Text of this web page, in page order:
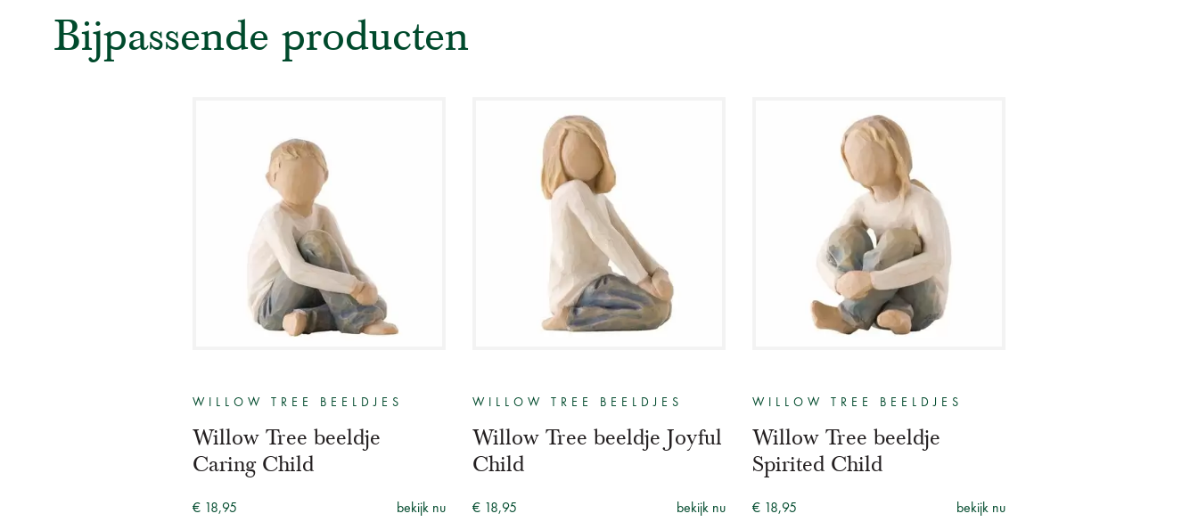
Bijpassende producten
WILLOW TREE BEELDJES
Willow Tree beeldje
Caring Child
€ 18,95 bekijk nu
WILLOW TREE BEELDJES
Willow Tree beeldje Joyful
Child
€ 18,95 bekijk nu
WILLOW TREE BEELDJES
Willow Tree beeldje
Spirited Child
€ 18,95 bekijk nu